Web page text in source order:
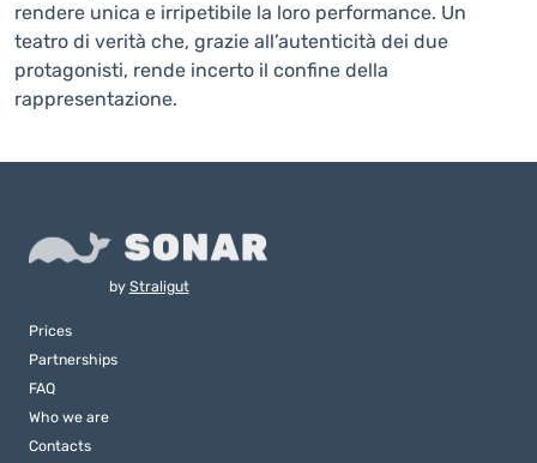
rendere unica e irripetibile la loro performance. Un
teatro di verità che, grazie all’autenticità dei due
protagonisti, rende incerto il confine della
rappresentazione.
by Straligut
Prices
Partnerships
FAQ
Who we are
Contacts